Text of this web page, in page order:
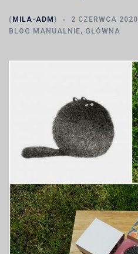
( MILA-ADM )
2 CZERWCA 2020
BLOG MANUALNIE, GŁÓWNA